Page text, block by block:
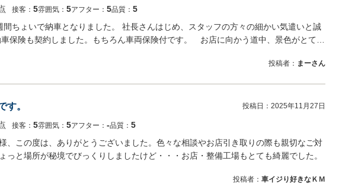
接客： 5雰囲気： 5アフター： 5品質： 5
ちょいで納車となりました。 社長さんはじめ、スタッフの方々の細かい気遣いと誠
保険も契約しました。もちろん車両保険付です。 お店に向かう道中、景色がとて…
投稿者： まーさん
す。 投稿日： 2025年11月27日
接客： 5雰囲気： 5アフター： ‐品質： 5
、この度は、ありがとうございました。色々な相談やお店引き取りの際も親切なご対
っと場所が秘境でびっくりしましたけど・・・お店・整備工場もとても綺麗でした。
投稿者： 車イジり好きなＫＭ